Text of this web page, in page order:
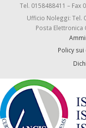
Tel. 0158488411 – Fax
Ufficio Noleggi: Tel.
Posta Elettronica
Policy sui